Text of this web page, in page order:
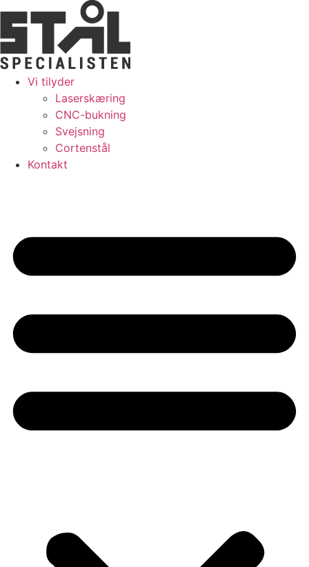
Skip
content
Vi tilyder
Laserskæring
CNC-bukning
Svejsning
Cortenstål
Kontakt